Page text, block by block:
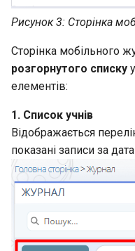
Рисунок 3: Сторінка
Сторінка мобільного
розгорнутого списку
елементів:
1. Список учнів
Відображається
показані записи за